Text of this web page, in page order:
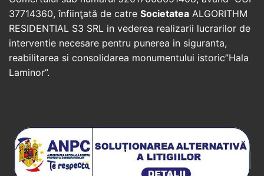
37714360, înfiinţată de catre Societatea ALGORITHM
RESIDENTIAL S3 SRL in vederea realizarii lucrarilor de
interventie necesare pentru punerea in siguranta,
reabilitarea si consolidarea monumentului istoric”Hala
Laminor”.